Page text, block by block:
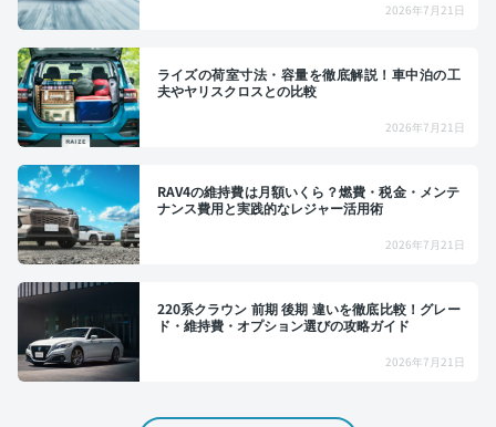
2026年7月21日
ライズの荷室寸法・容量を徹底解説！車中泊の工
夫やヤリスクロスとの比較
2026年7月21日
RAV4の維持費は月額いくら？燃費・税金・メンテ
ナンス費用と実践的なレジャー活用術
2026年7月21日
220系クラウン 前期 後期 違いを徹底比較！グレー
ド・維持費・オプション選びの攻略ガイド
2026年7月21日